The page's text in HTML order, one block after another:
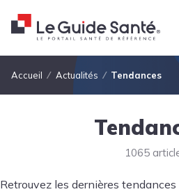
Fil d'Ariane
Accueil Actualités Tendances
1065
Retrouvez les dernières